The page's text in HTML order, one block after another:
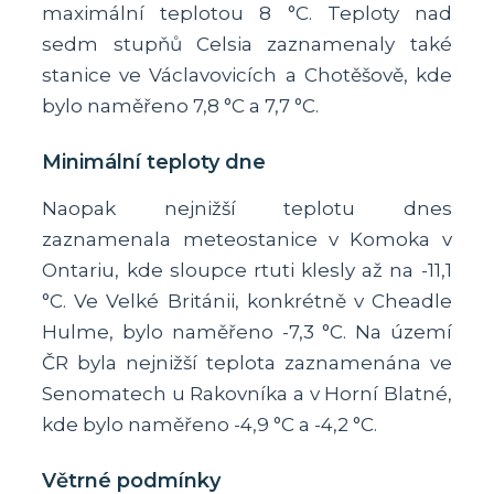
maximální teplotou 8 °C. Teploty nad
sedm stupňů Celsia zaznamenaly také
stanice ve Václavovicích a Chotěšově, kde
bylo naměřeno 7,8 °C a 7,7 °C.
Minimální teploty dne
Naopak nejnižší teplotu dnes
zaznamenala meteostanice v Komoka v
Ontariu, kde sloupce rtuti klesly až na -11,1
°C. Ve Velké Británii, konkrétně v Cheadle
Hulme, bylo naměřeno -7,3 °C. Na území
ČR byla nejnižší teplota zaznamenána ve
Senomatech u Rakovníka a v Horní Blatné,
kde bylo naměřeno -4,9 °C a -4,2 °C.
Větrné podmínky